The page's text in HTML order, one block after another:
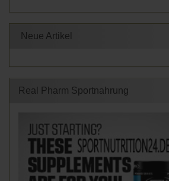
Neue Artikel
Real Pharm Sportnahrung